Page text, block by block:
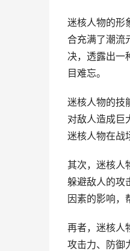
迷核人物的形
合充满了潮流
决，透露出一
目难忘。
迷核人物的技
对敌人造成巨
迷核人物在战
其次，迷核人
躲避敌人的攻
因素的影响，
再者，迷核人
攻击力、防御